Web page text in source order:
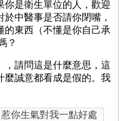
你是衛生單位的人，歡迎
中醫事是否請你閉嘴，
的東西（不懂是你自己承
？
，請問這是什麼意思，這
麼誠意都看成是假的。我
你生氣對我一點好處